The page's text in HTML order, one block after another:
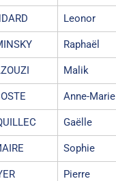
Leonor
Raphaël
Malik
Anne-Marie
Gaëlle
Sophie
Pierre